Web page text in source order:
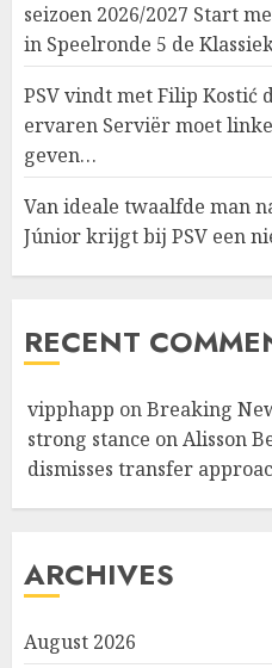
seizoen 2026/2027 Start
in Speelronde 5 de
PSV vindt met Filip Kostić
ervaren Serviër moet
geven…
Van ideale twaalfde man
Júnior krijgt bij PSV een
RECENT
vipphapp onBreaking
strong stance on Alisson
dismisses transfer
ARCHIVES
August 2026